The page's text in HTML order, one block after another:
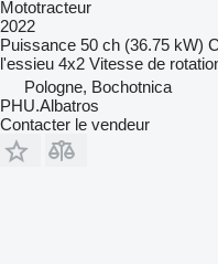
Mototracteur
2022
Puissance 50 ch (36.75 kW)
l'essieu 4x2 Vitesse de
Pologne, Bochotnica
PHU.Albatros
Contacter le vendeur